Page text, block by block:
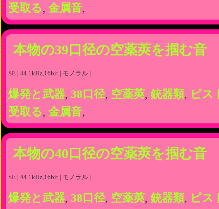
受取る, 金属音,
本物の39口径の空薬莢を掴む音
SE | 44.1kHz,16bit | モノラル |
爆発と武器, 38口径, 空薬莢, 銃器類, ピス
受取る, 金属音,
本物の40口径の空薬莢を掴む音
SE | 44.1kHz,16bit | モノラル |
爆発と武器, 38口径, 空薬莢, 銃器類, ピス